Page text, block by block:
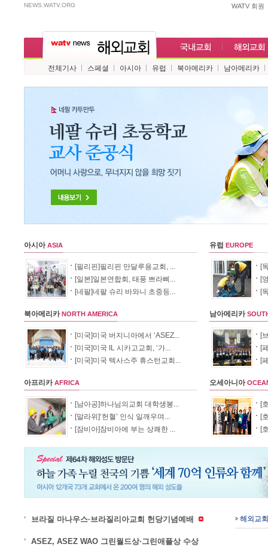
NEWS.WATV.ORG WATV 회원
전체기사 스페셜 아시아 유럽 북아메리카 남아메리카
아시아 ASIA
[필리핀]필리핀 만달루용교회, ...
[일본]일본연합회, 태풍 쁘라삐...
[네팔]네팔 슈리 바와니 초중등...
유럽 EUROPE
[
[
[
북아메리카 NORTH AMERICA
[미국]미국 버지니아에서 ‘ASEZ...
[미국]미국 IL 시카고교회, ‘가...
[미국]미국 텍사스주 휴스턴교회...
남아메리카
[
[
[
아프리카 AFRICA
[남아공]하나님의교회 대학생봉...
[말라위]‘헌혈’ 인식 일깨우며...
[잠비아]잠비아에 부는 상쾌한 ...
오세아니아
[
[
[
브라질 마나우스·브라질리아교회 헌당기념예배
ASEZ, ASEZ WAO 그린월드상·그린애플상 수상
해외교